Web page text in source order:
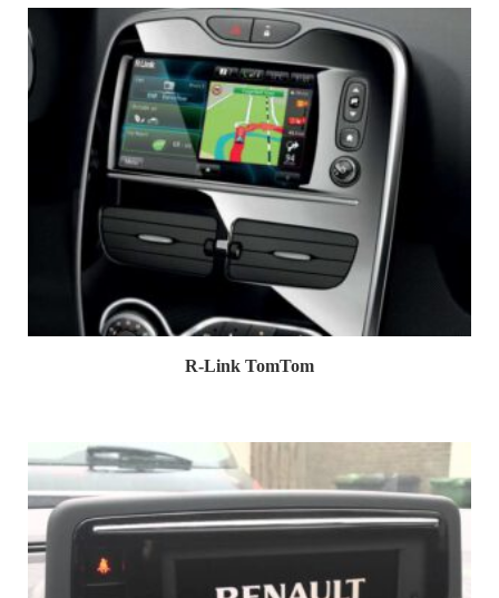
R-Link TomTom